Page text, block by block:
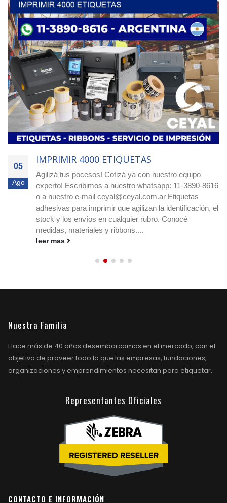
05
Ago
IMPRIMIR 4000 ETIQUETAS
Agilizá tus pocesos! Cotizá ya con nuestro equipo
experto! Escribimos a nuestro whatsapp: 11-3890-8616
o a nuestro e-mail ceyal@ceyal.com.ar Etiquetas
adhesivas para imprimir que agilizan la identificación, el
stock y los envíos en cualquier rubro. Conocé
medidas, materiales y ribbons....
leer mas
Nuestra Familia
Hace más de 40 años desembarcamos en el mercado, con el
objetivo de proveer todo lo que las empresas, fundaciones,
organizaciones y emprendimientos necesitan para etiquetar.
Representantes Oficiales
CONTACTO E INFORMACIÓN